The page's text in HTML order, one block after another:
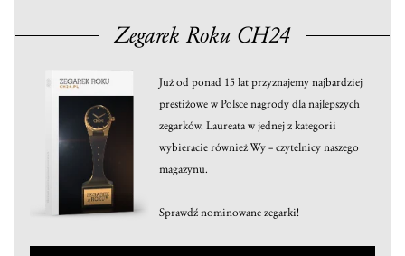
Zegarek Roku CH24
Już od ponad 15 lat przyznajemy najbardziej
prestiżowe w Polsce nagrody dla najlepszych
zegarków. Laureata w jednej z kategorii
wybieracie również Wy – czytelnicy naszego
magazynu.
Sprawdź nominowane zegarki!